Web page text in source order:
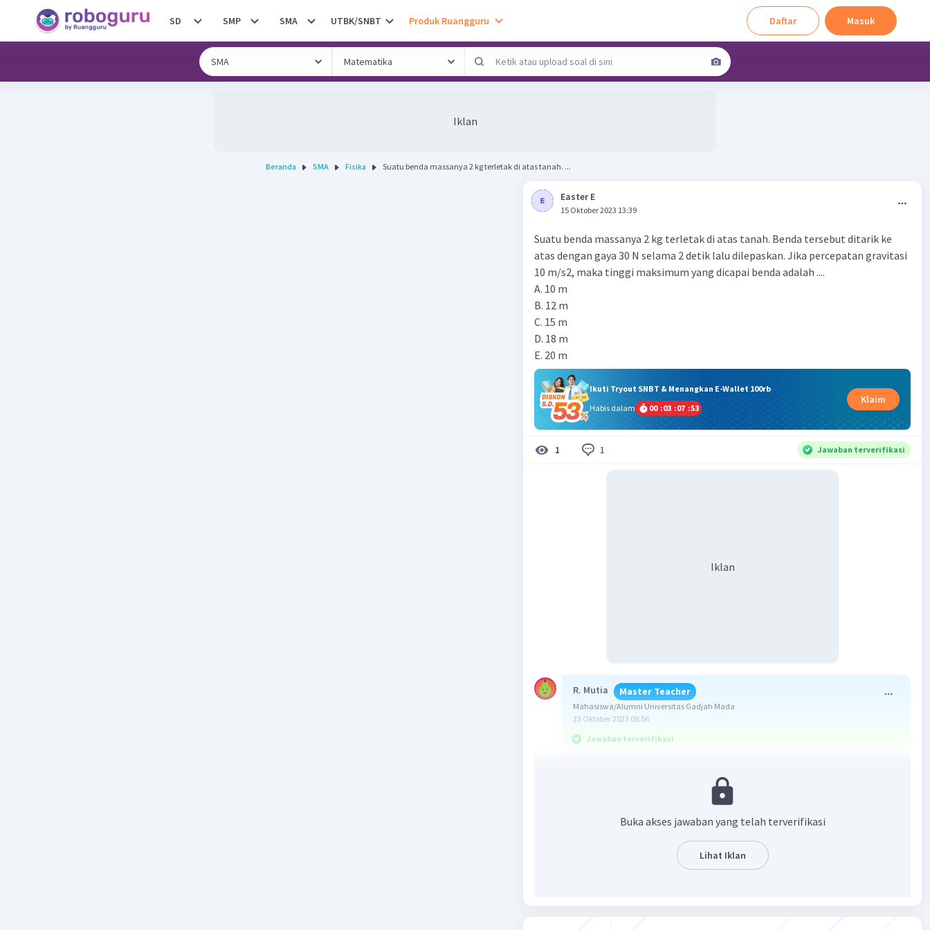
SD SMP SMA UTBK/SNBT Produk Ruangguru Daftar Masuk
Iklan
Beranda SMA Fisika Suatu benda massanya 2 kg terletak di atas tanah. ...
Easter E
15 Oktober 2023 13:39
Suatu benda massanya 2 kg terletak di atas tanah. Benda tersebut ditarik ke
atas dengan gaya 30 N selama 2 detik lalu dilepaskan. Jika percepatan gravitasi
10 m/s2, maka tinggi maksimum yang dicapai benda adalah ....
A. 10 m
B. 12 m
C. 15 m
D. 18 m
E. 20 m
Ikuti Tryout SNBT & Menangkan E-Wallet 100rb
Habis dalam
00 :03 :07 :53
Klaim
1 1 Jawaban terverifikasi
Iklan
R. Mutia Master Teacher
Mahasiswa/Alumni Universitas Gadjah Mada
23 Oktober 2023 08:56
Jawaban terverifikasi
Buka akses jawaban yang telah terverifikasi
Lihat Iklan